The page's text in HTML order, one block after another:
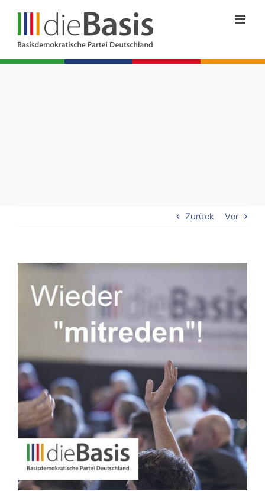
springen
Zurück Vor
Zeige
grösseres